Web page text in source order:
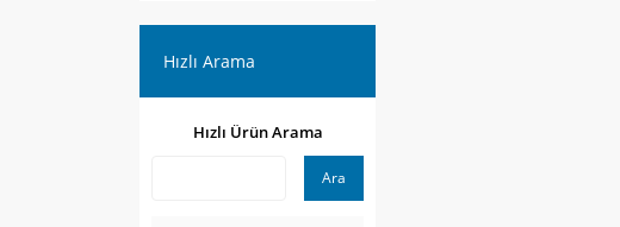
Hızlı Arama
Hızlı Ürün Arama
Ara